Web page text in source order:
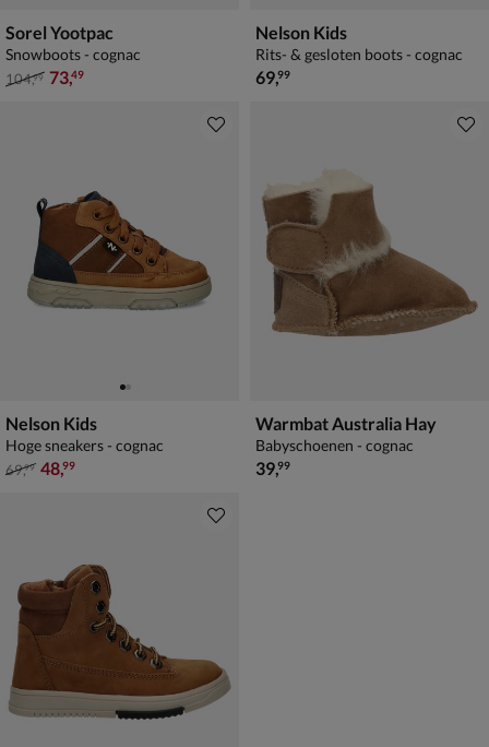
Sorel Yootpac
Snowboots - cognac
van € 104,99 voor € 73,49
104,99 73,49
Nelson Kids
Rits- & gesloten boots - cognac
€ 69,99
69,99
Nelson Kids
Hoge sneakers - cognac
van € 69,99 voor € 48,99
69,99 48,99
Warmbat Australia Hay
Babyschoenen - cognac
€ 39,99
39,99